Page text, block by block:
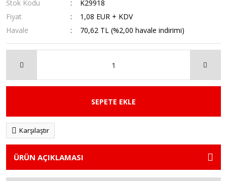
Stok Kodu
K29918
Fiyat
1,08 EUR + KDV
Havale
70,62 TL (%2,00 havale indirimi)
SEPETE EKLE
Karşılaştır
ÜRÜN AÇIKLAMASI